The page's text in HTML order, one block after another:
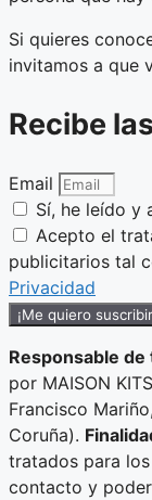
Si quieres
invitamos a que
Recibe
Email
Sí, he leído y
Acepto el
publicitarios tal
Privacidad
¡Me quiero
Responsable
por MAISON
Francisco
Coruña).
tratados para
contacto y